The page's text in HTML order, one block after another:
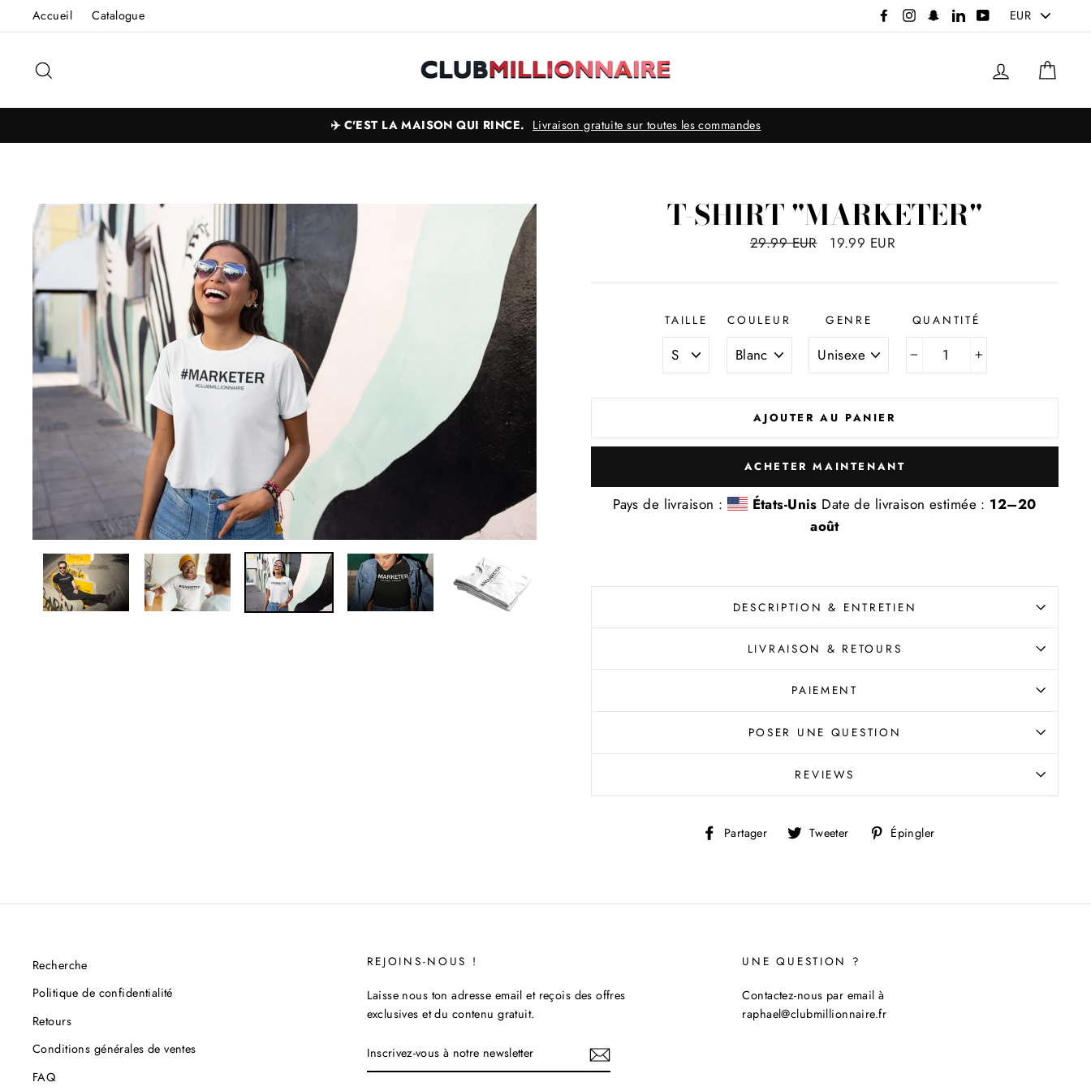
Passer
au
Accueil Catalogue Facebook
InstagramSnapchat
LinkedInYouTube
CURRENCY
Se
✈️ C'EST LA MAISON QUI RINCE. Livraison gratuite sur toutes les commandes
T-SHIRT "MARKETER"
Prix
29.99 EUR
Prix
19.99 EUR
TAILLE COULEUR GENRE QUANTITÉ
+
AJOUTER AU PANIER
ACHETER MAINTENANT
Pays de livraison : États-Unis Date de livraison estimée : 12⁠–20
août
DESCRIPTION & ENTRETIEN
LIVRAISON & RETOURS
PAIEMENT
POSER UNE QUESTION
REVIEWS
Partager Partager
sur
Tweeter Tweeter
sur
Épingler
Recherche
Politique de confidentialité
Retours
Conditions générales de ventes
FAQ
REJOINS-NOUS !
Laisse nous ton adresse email et reçois des offres
exclusives et du contenu gratuit.
VOUS
À
UNE QUESTION ?
Contactez-nous par email à
raphael@clubmillionnaire.fr